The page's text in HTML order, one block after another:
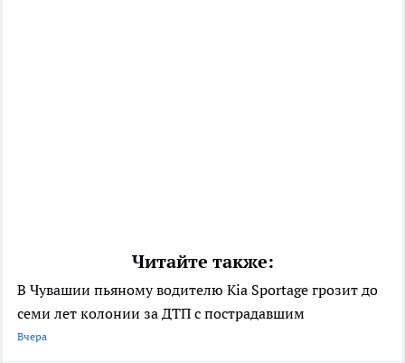
Читайте также:
В Чувашии пьяному водителю Kia Sportage грозит до
семи лет колонии за ДТП с пострадавшим
Вчера